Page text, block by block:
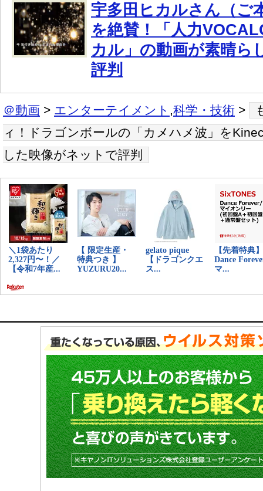
宇多田ヒカルさん（ご
を絶賛！「人力
カル」の動画が素晴ら
評判
＠動画 > エンターテイメント ,科学・技術 >
ィ！ドラゴンボールの「カメハメ波」を
した映像がネットで評判